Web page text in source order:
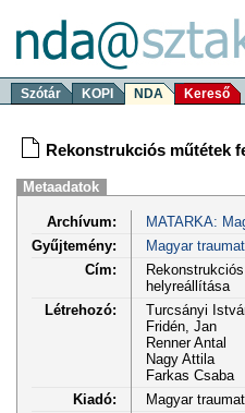
Szótár KOPI NDA Kereső
Rekonstrukciós műtétek
Metaadatok
Archívum:
MATARKA:
Gyűjtemény:
Magyar
Cím:
helyreállítása
Létrehozó:
Turcsányi
Fridén, Jan
Renner Antal
Nagy Attila
Farkas Csaba
Kiadó:
Magyar